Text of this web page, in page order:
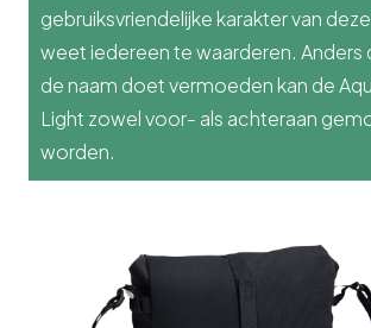
gebruiksvriendelijke karakter van
weet iedereen te waarderen. Anders
de naam doet vermoeden kan de
Light zowel voor- als achteraan
worden.